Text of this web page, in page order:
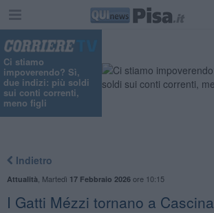
Ci stiamo
impoverendo? Sì,
due indizi: più soldi
sui conti correnti,
meno figli
Indietro
Attualità Martedì 17 Febbraio 2026ore 10:15
I Gatti Mézzi tornano a Cascina